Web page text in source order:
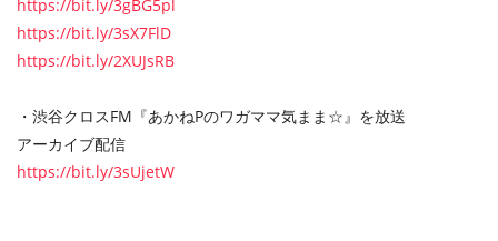
https://bit.ly/3gBG5pl
https://bit.ly/3sX7FlD
https://bit.ly/2XUJsRB
・渋谷クロスFM『あかねPのワガママ気まま☆』を放送
アーカイブ配信
https://bit.ly/3sUjetW